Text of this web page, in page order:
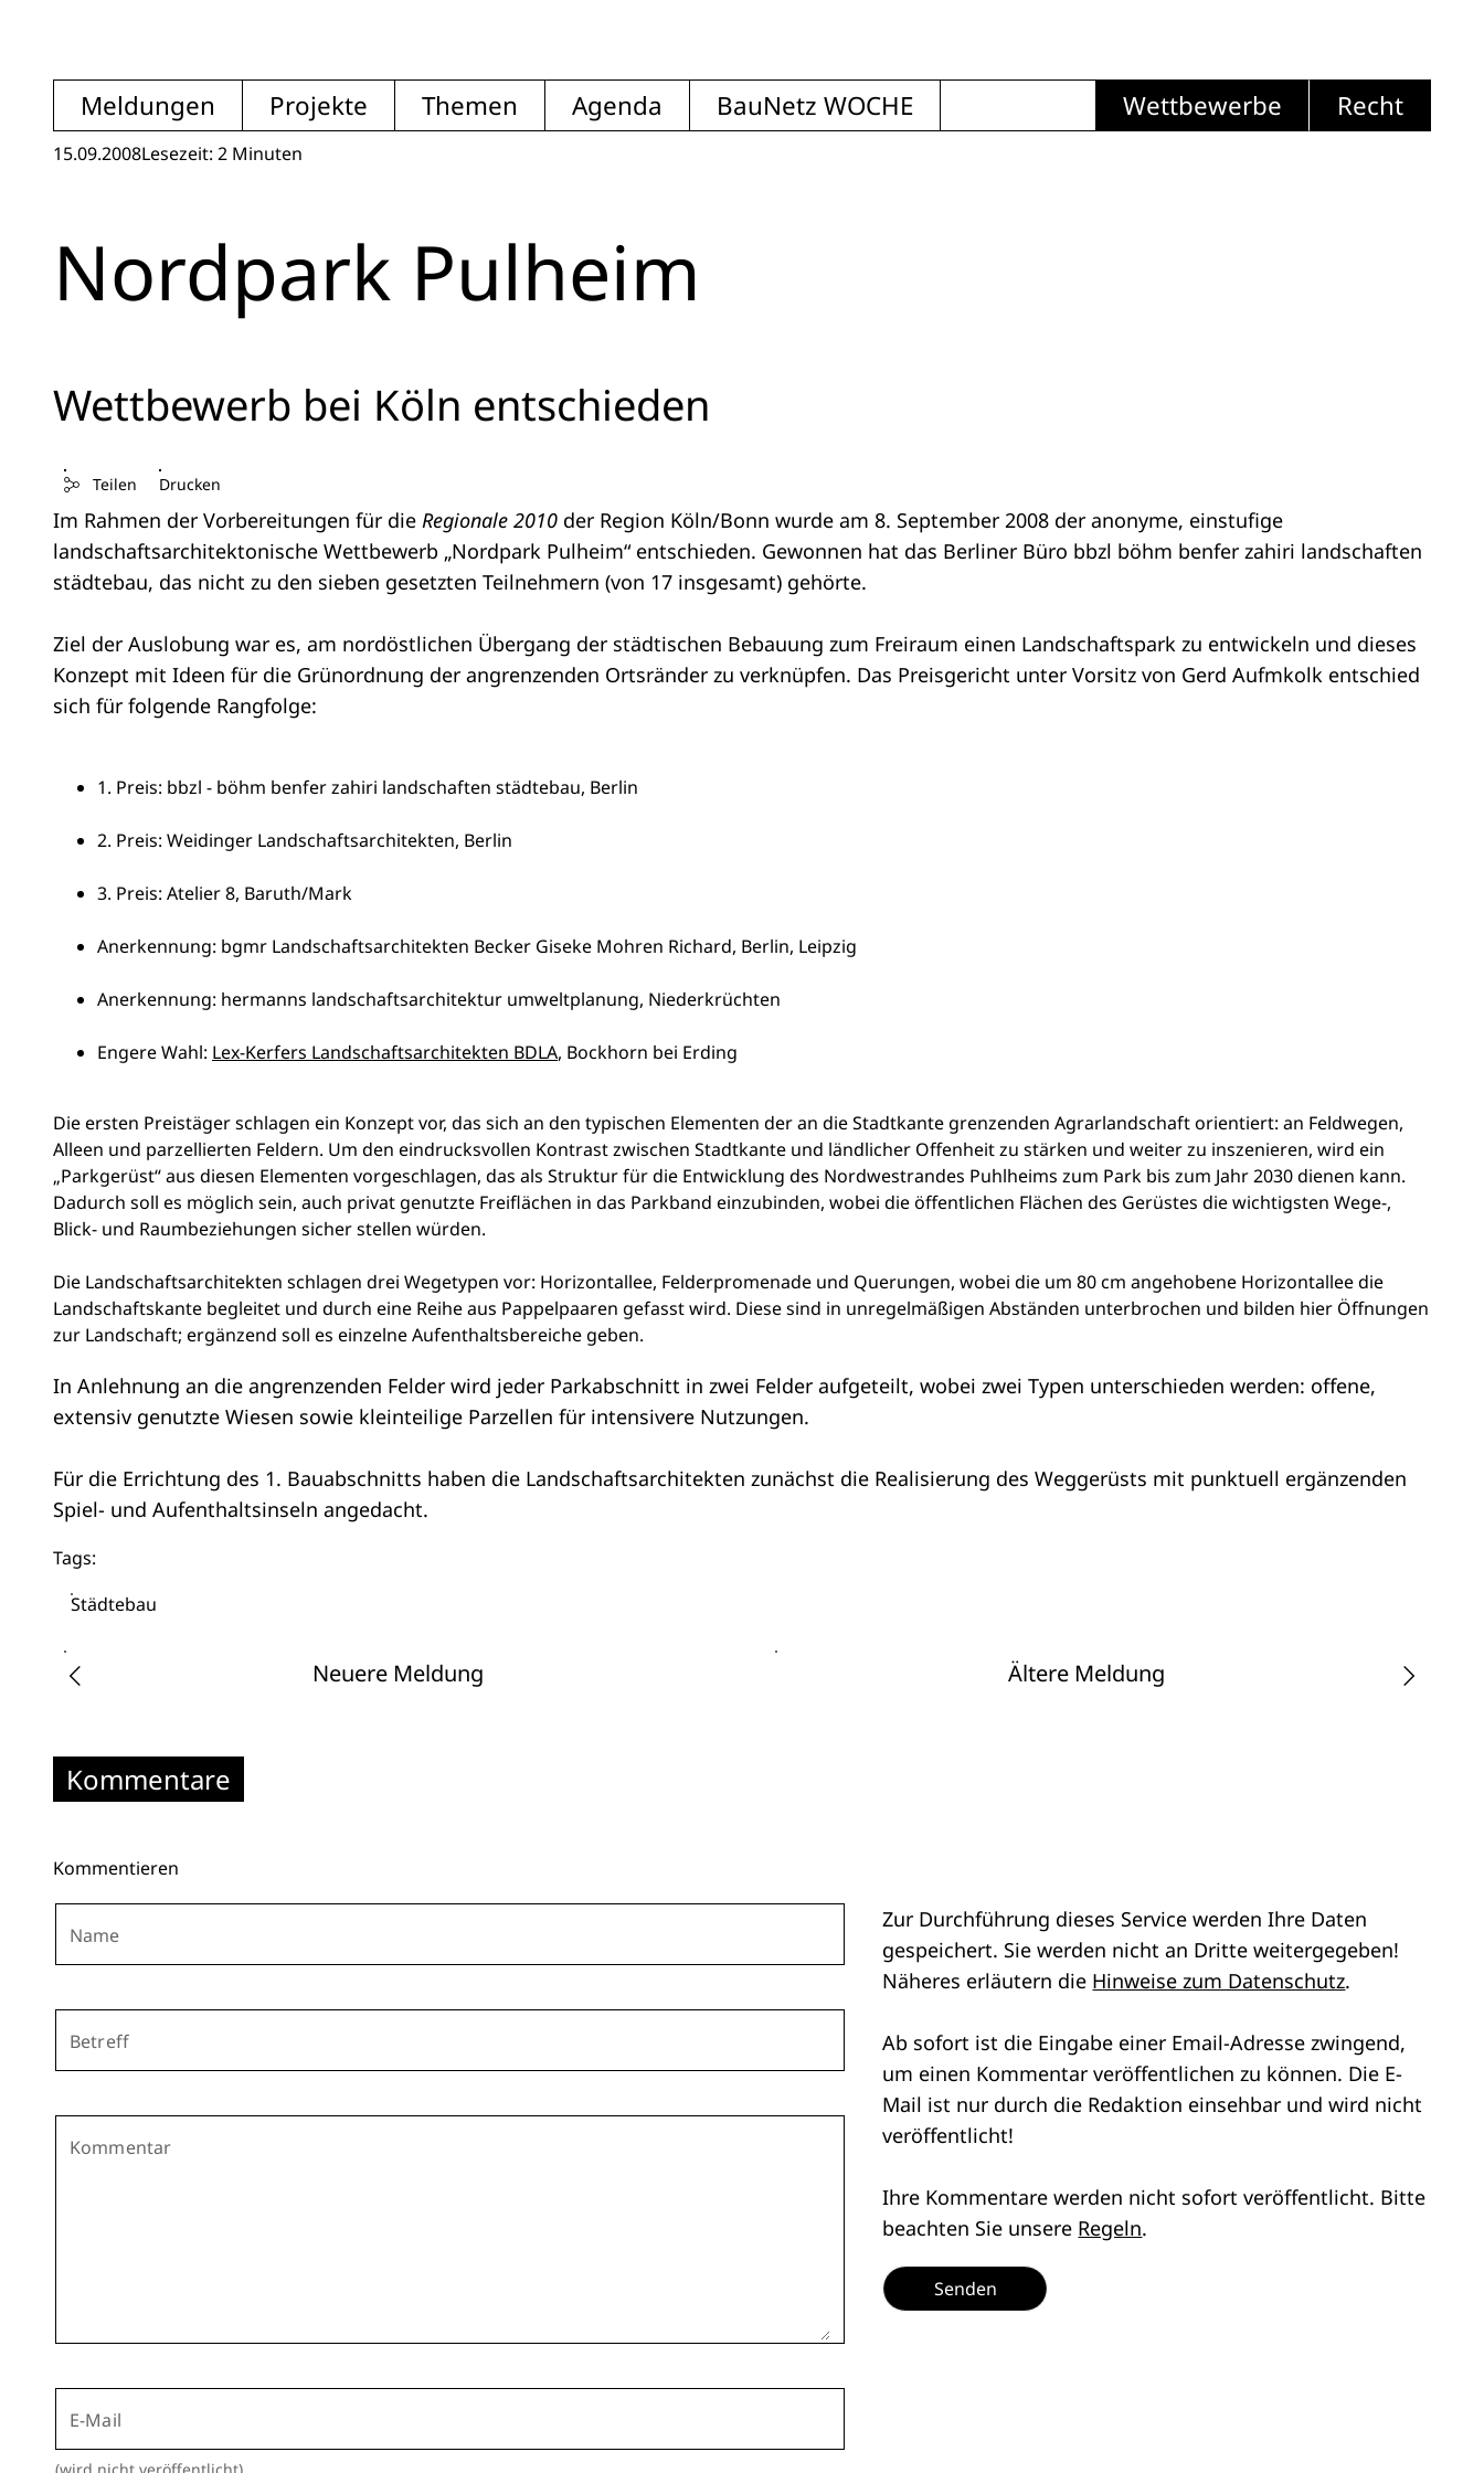
Meldungen Projekte Themen Agenda BauNetz WOCHE Wettbewerbe Recht
15.09.2008Lesezeit: 2 Minuten
Nordpark Pulheim
Wettbewerb bei Köln entschieden
Teilen Drucken
Im Rahmen der Vorbereitungen für die Regionale 2010 der Region Köln/Bonn wurde am 8. September 2008 der anonyme, einstufige
landschaftsarchitektonische Wettbewerb „Nordpark Pulheim“ entschieden. Gewonnen hat das Berliner Büro bbzl böhm benfer zahiri landschaften
städtebau, das nicht zu den sieben gesetzten Teilnehmern (von 17 insgesamt) gehörte.
Ziel der Auslobung war es, am nordöstlichen Übergang der städtischen Bebauung zum Freiraum einen Landschaftspark zu entwickeln und dieses
Konzept mit Ideen für die Grünordnung der angrenzenden Ortsränder zu verknüpfen. Das Preisgericht unter Vorsitz von Gerd Aufmkolk entschied
sich für folgende Rangfolge:
1. Preis: bbzl - böhm benfer zahiri landschaften städtebau, Berlin
2. Preis: Weidinger Landschaftsarchitekten, Berlin
3. Preis: Atelier 8, Baruth/Mark
Anerkennung: bgmr Landschaftsarchitekten Becker Giseke Mohren Richard, Berlin, Leipzig
Anerkennung: hermanns landschaftsarchitektur umweltplanung, Niederkrüchten
Engere Wahl: Lex-Kerfers Landschaftsarchitekten BDLA, Bockhorn bei Erding
Die ersten Preistäger schlagen ein Konzept vor, das sich an den typischen Elementen der an die Stadtkante grenzenden Agrarlandschaft orientiert: an Feldwegen,
Alleen und parzellierten Feldern. Um den eindrucksvollen Kontrast zwischen Stadtkante und ländlicher Offenheit zu stärken und weiter zu inszenieren, wird ein
„Parkgerüst“ aus diesen Elementen vorgeschlagen, das als Struktur für die Entwicklung des Nordwestrandes Puhlheims zum Park bis zum Jahr 2030 dienen kann.
Dadurch soll es möglich sein, auch privat genutzte Freiflächen in das Parkband einzubinden, wobei die öffentlichen Flächen des Gerüstes die wichtigsten Wege-,
Blick- und Raumbeziehungen sicher stellen würden.
Die Landschaftsarchitekten schlagen drei Wegetypen vor: Horizontallee, Felderpromenade und Querungen, wobei die um 80 cm angehobene Horizontallee die
Landschaftskante begleitet und durch eine Reihe aus Pappelpaaren gefasst wird. Diese sind in unregelmäßigen Abständen unterbrochen und bilden hier Öffnungen
zur Landschaft; ergänzend soll es einzelne Aufenthaltsbereiche geben.
In Anlehnung an die angrenzenden Felder wird jeder Parkabschnitt in zwei Felder aufgeteilt, wobei zwei Typen unterschieden werden: offene,
extensiv genutzte Wiesen sowie kleinteilige Parzellen für intensivere Nutzungen.
Für die Errichtung des 1. Bauabschnitts haben die Landschaftsarchitekten zunächst die Realisierung des Weggerüsts mit punktuell ergänzenden
Spiel- und Aufenthaltsinseln angedacht.
Tags:
Städtebau
Neuere Meldung Ältere Meldung
Kommentare
Kommentieren
Name
Betreff
Kommentar
E-Mail
Zur Durchführung dieses Service werden Ihre Daten
gespeichert. Sie werden nicht an Dritte weitergegeben!
Näheres erläutern die Hinweise zum Datenschutz.
Ab sofort ist die Eingabe einer Email-Adresse zwingend,
um einen Kommentar veröffentlichen zu können. Die E-
Mail ist nur durch die Redaktion einsehbar und wird nicht
veröffentlicht!
Ihre Kommentare werden nicht sofort veröffentlicht. Bitte
beachten Sie unsere Regeln.
Senden